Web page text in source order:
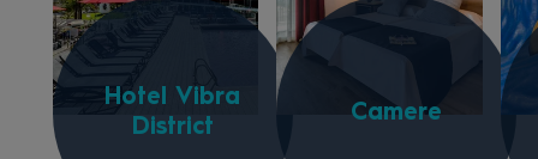
Hotel Vibra
District
Camere